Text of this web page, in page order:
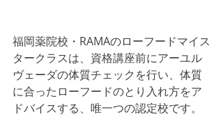
福岡薬院校・RAMAのローフードマイス
タークラスは、資格講座前にアーユル
ヴェーダの体質チェックを行い、体質
に合ったローフードのとり入れ方をア
ドバイスする、唯一つの認定校です。